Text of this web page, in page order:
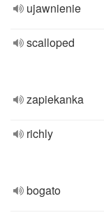
ujawnienie
scalloped
zapiekanka
richly
bogato